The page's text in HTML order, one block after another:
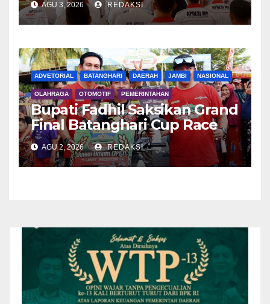
AGU 3, 2026 REDAKSI
ADVETORIAL BATANGHARI DAERAH JAMBI NASIONAL
OLAHRAGA OTOMOTIF PEMERINTAHAN
Bupati Fadhil Saksikan Grand
Final Batanghari Cup Race
2026
AGU 2, 2026 REDAKSI